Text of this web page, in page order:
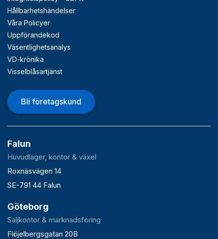
Hållbarhetshändelser
Våra Policyer
Uppförandekod
Väsentlighetsanalys
VD-krönika
Visselblåsartjänst
Bli företagskund
Falun
Huvudlager, kontor & växel
Roxnäsvägen 14
SE-791 44 Falun
Göteborg
Säljkontor & marknadsföring
Flöjelbergsgatan 20B